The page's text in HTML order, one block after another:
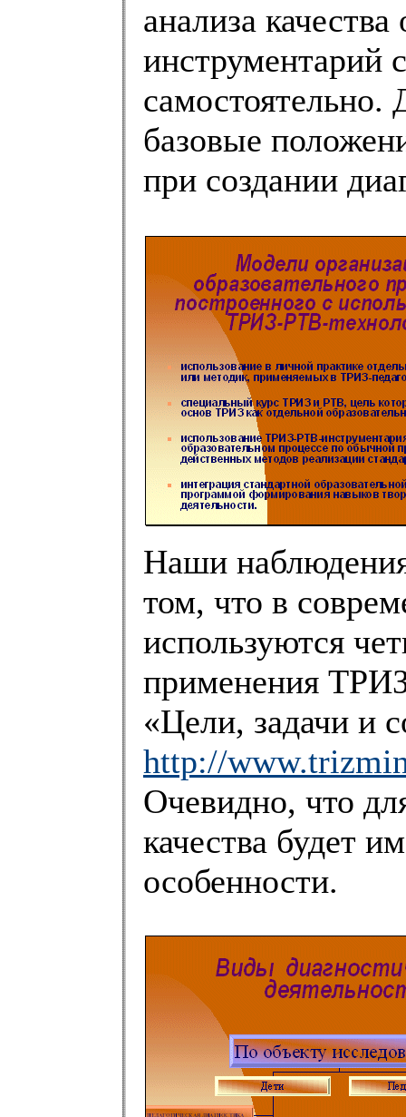
анализа
инструментарий
самостоятельно.
базовые
при создании
Наши
том, что в
используются
применения
«Цели, задачи и
http://
Очевидно, что
качества будет
особенности.